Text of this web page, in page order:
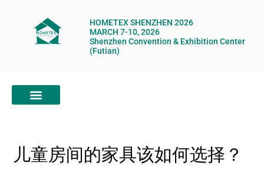
HOMETEX SHENZHEN 2026
MARCH 7-10, 2026
Shenzhen Convention & Exhibition Center
(Futian)
儿童房间的家具该如何选择？